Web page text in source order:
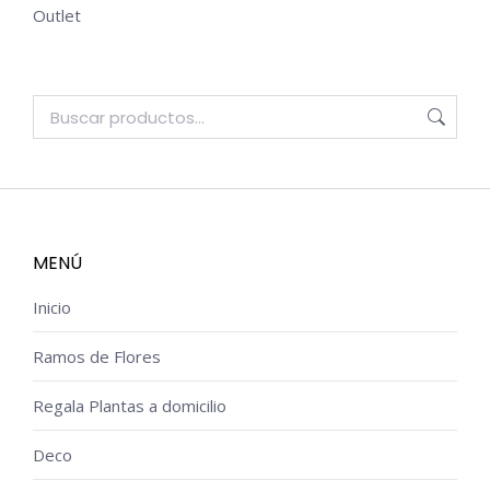
Outlet
MENÚ
Inicio
Ramos de Flores
Regala Plantas a domicilio
Deco